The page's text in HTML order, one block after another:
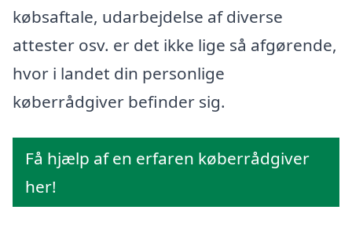
købsaftale, udarbejdelse af diverse
attester osv. er det ikke lige så afgørende,
hvor i landet din personlige
køberrådgiver befinder sig.
Få hjælp af en erfaren køberrådgiver
her!